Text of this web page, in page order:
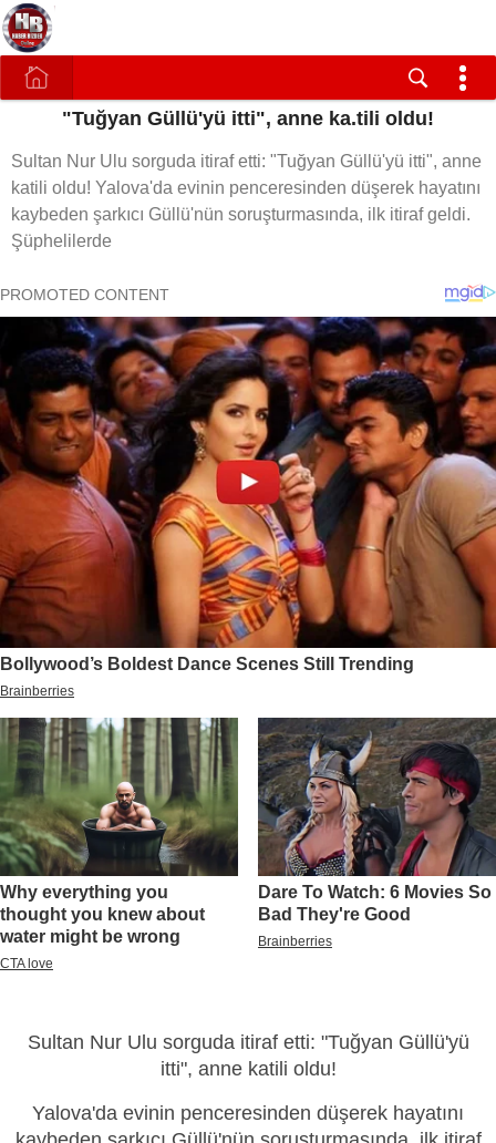
"Tuğyan Güllü'yü itti", anne ka.tili oldu!
Sultan Nur Ulu sorguda itiraf etti: "Tuğyan Güllü'yü itti", anne
katili oldu! Yalova'da evinin penceresinden düşerek hayatını
kaybeden şarkıcı Güllü'nün soruşturmasında, ilk itiraf geldi.
Şüphelilerde
Sultan Nur Ulu sorguda itiraf etti: "Tuğyan Güllü'yü
itti", anne katili oldu!
Yalova'da evinin penceresinden düşerek hayatını